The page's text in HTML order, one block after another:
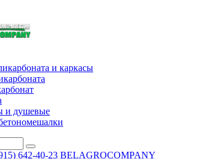
и каркасы
и душевые
642-40-23 BELAGROCOMPANY